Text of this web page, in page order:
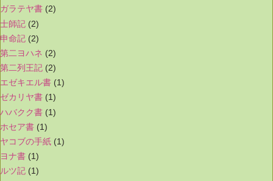
ガラテヤ書 (2)
士師記 (2)
申命記 (2)
第二ヨハネ (2)
第二列王記 (2)
エゼキエル書 (1)
ゼカリヤ書 (1)
ハバクク書 (1)
ホセア書 (1)
ヤコブの手紙 (1)
ヨナ書 (1)
ルツ記 (1)